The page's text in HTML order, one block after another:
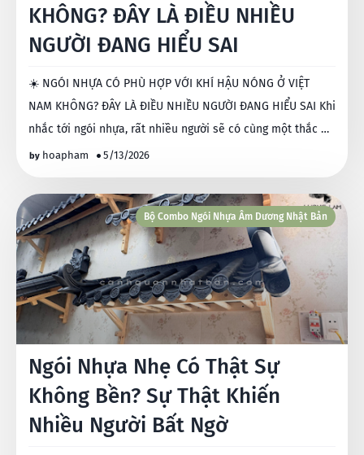
KHÔNG? ĐÂY LÀ ĐIỀU NHIỀU
NGƯỜI ĐANG HIỂU SAI
☀️ NGÓI NHỰA CÓ PHÙ HỢP VỚI KHÍ HẬU NÓNG Ở VIỆT
NAM KHÔNG? ĐÂY LÀ ĐIỀU NHIỀU NGƯỜI ĐANG HIỂU SAI Khi
nhắc tới ngói nhựa, rất nhiều người sẽ có cùng một thắc …
hoapham 5/13/2026
Bộ Combo Ngói Nhựa Âm Dương Nhật Bản
Ngói Nhựa Nhẹ Có Thật Sự
Không Bền? Sự Thật Khiến
Nhiều Người Bất Ngờ